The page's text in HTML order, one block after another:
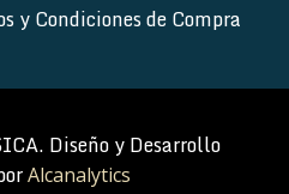
y Condiciones de Compra
Diseño y Desarrollo
Alcanalytics